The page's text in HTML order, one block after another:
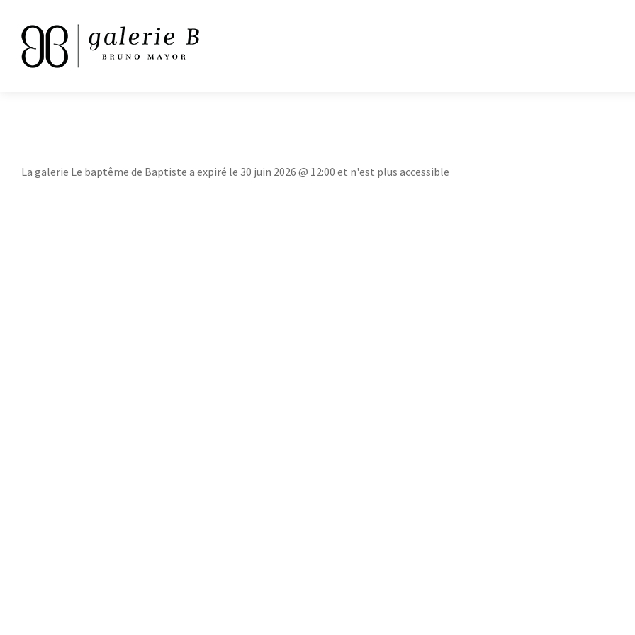
La galerie Le baptême de Baptiste a expiré le 30 juin 2026 @ 12:00 et n'est plus accessible